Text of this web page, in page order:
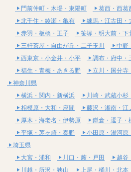
門前仲町・木場・東陽町
葛西・西葛
北千住・綾瀬・亀有
練馬・江古田・
赤羽・板橋・王子
笹塚・明大前・下
三軒茶屋・自由が丘・二子玉川
中野
西東京・小金井・小平
調布・府中・
福生・青梅・あきる野
立川・国分寺
神奈川県
横浜・関内・新横浜
川崎・武蔵小杉
相模原・大和・座間
藤沢・湘南・江
厚木・海老名・伊勢原
鎌倉・逗子・
平塚・茅ヶ崎・秦野
小田原・湯河原
埼玉県
大宮・浦和
川口・蕨・戸田
越谷
川越・所沢・狭山
上尾・桶川・北本